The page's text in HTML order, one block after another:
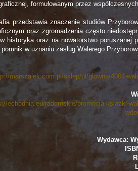
formułowanym przez
przedstawia znaczenie studiów
oraz zgromadzenia często
historyka oraz na nowatorstwo poruszanej
w uznaniu zasług Walerego
marszalek.com.pl/sklep/pl/glowna/4004-
echodnia.eu/radomskie/promocja-ksiazki-
Wydawca: